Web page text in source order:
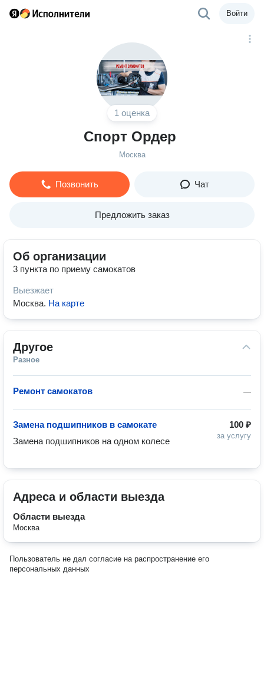
Войти
1 оценка
Спорт Ордер
Москва
Позвонить Чат
Предложить заказ
Об организации
3 пункта по приему самокатов
Выезжает
Москва. На карте
Другое
Разное
—
Ремонт самокатов
100 ₽
за услугу
Замена подшипников в самокате
Замена подшипников на одном колесе
Адреса и области выезда
Области выезда
Москва
Пользователь не дал согласие на распространение его
персональных данных